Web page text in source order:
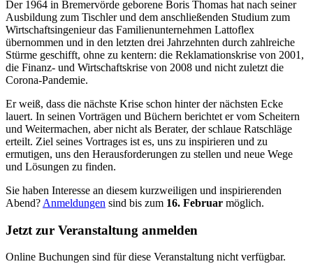
Der 1964 in Bremervörde geborene Boris Thomas hat nach seiner
Ausbildung zum Tischler und dem anschließenden Studium zum
Wirtschaftsingenieur das Familienunternehmen Lattoflex
übernommen und in den letzten drei Jahrzehnten durch zahlreiche
Stürme geschifft, ohne zu kentern: die Reklamationskrise von 2001,
die Finanz- und Wirtschaftskrise von 2008 und nicht zuletzt die
Corona-Pandemie.
Er weiß, dass die nächste Krise schon hinter der nächsten Ecke
lauert. In seinen Vorträgen und Büchern berichtet er vom Scheitern
und Weitermachen, aber nicht als Berater, der schlaue Ratschläge
erteilt. Ziel seines Vortrages ist es, uns zu inspirieren und zu
ermutigen, uns den Herausforderungen zu stellen und neue Wege
und Lösungen zu finden.
Sie haben Interesse an diesem kurzweiligen und inspirierenden
Abend? Anmeldungen sind bis zum 16. Februar möglich.
Jetzt zur Veranstaltung anmelden
Online Buchungen sind für diese Veranstaltung nicht verfügbar.